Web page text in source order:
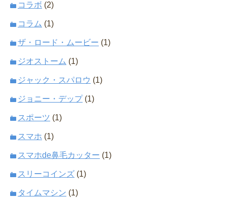
コラボ (2)
コラム (1)
ザ・ロード・ムービー (1)
ジオストーム (1)
ジャック・スパロウ (1)
ジョニー・デップ(1)
スポーツ (1)
スマホ (1)
スマホde鼻毛カッター (1)
スリーコインズ (1)
タイムマシン (1)